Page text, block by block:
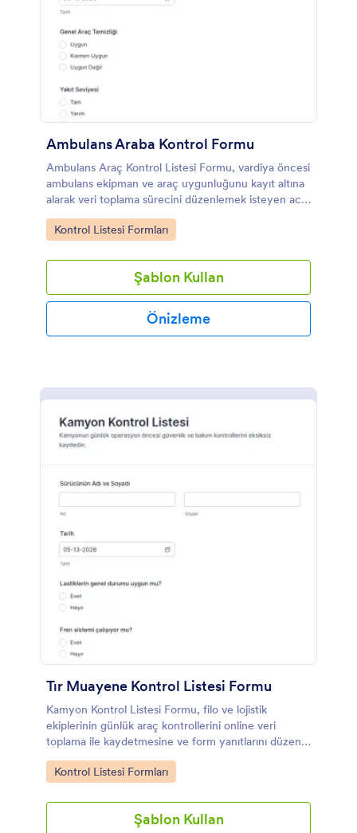
Ambulans Araba Kontrol Formu
Ambulans Araç Kontrol Listesi Formu, vardiya öncesi
ambulans ekipman ve araç uygunluğunu kayıt altına
alarak veri toplama sürecini düzenlemek isteyen acil
sağlık ekipleri ve filo yöneticileri için idealdir.
Go to Category:
Kontrol Listesi Formları
Şablon Kullan
Önizleme
Tır Muayene Kontrol Listesi Formu
Kamyon Kontrol Listesi Formu, filo ve lojistik
ekiplerinin günlük araç kontrollerini online veri
toplama ile kaydetmesine ve form yanıtlarını düzenli
şekilde takip etmesine yardımcı olur.
Go to Category:
Kontrol Listesi Formları
Şablon Kullan